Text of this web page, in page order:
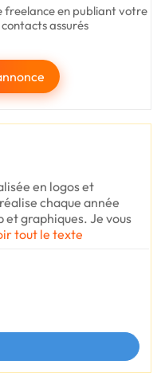
en publiant votre
assurés
en logos et
chaque année
et graphiques. Je vous
tout le texte